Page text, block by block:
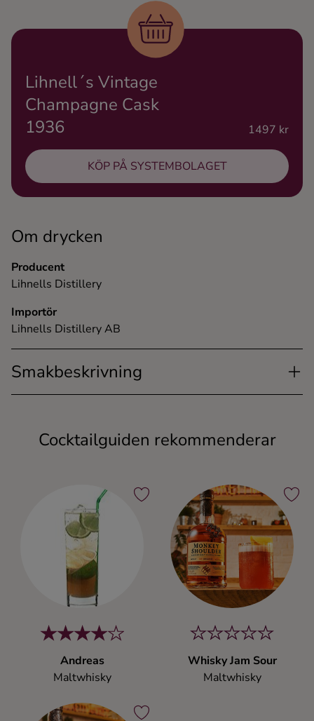
Om drycken
Producent
Lihnells Distillery
Importör
Lihnells Distillery AB
Smakbeskrivning
Lihnell´s Vintage
Champagne Cask
1936
1497 kr
KÖP PÅ SYSTEMBOLAGET
Cocktailguiden rekommenderar
Andreas
Maltwhisky
Whisky Jam Sour
Maltwhisky